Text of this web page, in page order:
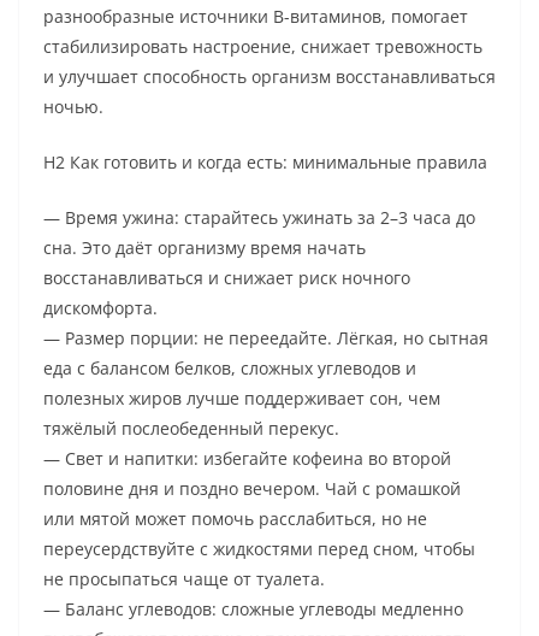
разнообразные источники B-витаминов, помогает
стабилизировать настроение, снижает тревожность
и улучшает способность организм восстанавливаться
ночью.
H2 Как готовить и когда есть: минимальные правила
— Время ужина: старайтесь ужинать за 2–3 часа до
сна. Это даёт организму время начать
восстанавливаться и снижает риск ночного
дискомфорта.
— Размер порции: не переедайте. Лёгкая, но сытная
еда с балансом белков, сложных углеводов и
полезных жиров лучше поддерживает сон, чем
тяжёлый послеобеденный перекус.
— Свет и напитки: избегайте кофеина во второй
половине дня и поздно вечером. Чай с ромашкой
или мятой может помочь расслабиться, но не
переусердствуйте с жидкостями перед сном, чтобы
не просыпаться чаще от туалета.
— Баланс углеводов: сложные углеводы медленно